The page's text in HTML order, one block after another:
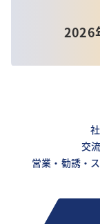
2026
交
営業・勧誘・